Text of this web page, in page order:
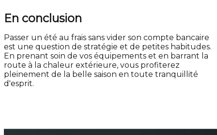
En conclusion
Passer un été au frais sans vider son compte bancaire
est une question de stratégie et de petites habitudes.
En prenant soin de vos équipements et en barrant la
route à la chaleur extérieure, vous profiterez
pleinement de la belle saison en toute tranquillité
d'esprit.